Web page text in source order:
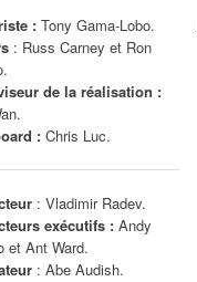
: Tony Gama-Lobo.
: Russ Carney et Ron
de la réalisation :
: Chris Luc.
: Vladimir Radev.
exécutifs : Andy
et Ant Ward.
: Abe Audish.